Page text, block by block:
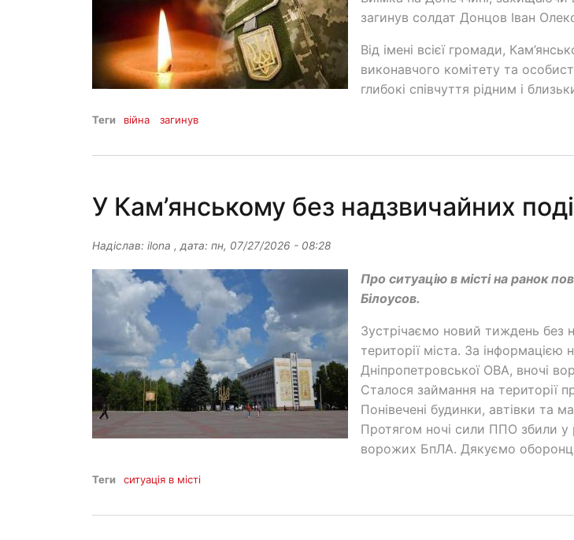
загинув солдат Донцов Іван
Від імені всієї громади,
виконавчого комітету та
глибокі співчуття рідним і
Теги війна загинув
У Кам’янському без надзвичайних
Надіслав: ilona , дата: пн, 07/27/2026 - 08:28
Про ситуацію в місті на ранок
Білоусов.
Зустрічаємо новий тиждень без
території міста. За інформацією
Дніпропетровської ОВА, вночі
Сталося займання на території
Понівечені будинки, автівки та
Протягом ночі сили ППО збили у
ворожих БпЛА. Дякуємо
Теги ситуація в місті